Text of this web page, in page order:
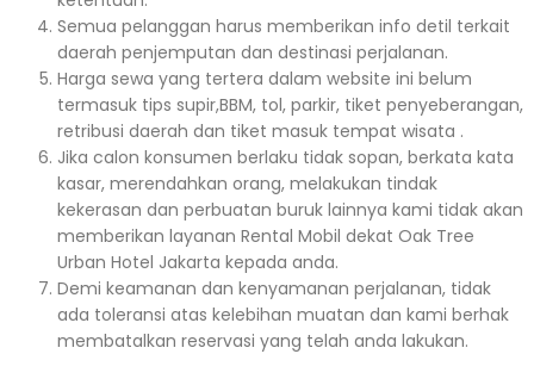
Semua pelanggan harus memberikan info detil terkait
daerah penjemputan dan destinasi perjalanan.
Harga sewa yang tertera dalam website ini belum
termasuk tips supir,BBM, tol, parkir, tiket penyeberangan,
retribusi daerah dan tiket masuk tempat wisata .
Jika calon konsumen berlaku tidak sopan, berkata kata
kasar, merendahkan orang, melakukan tindak
kekerasan dan perbuatan buruk lainnya kami tidak akan
memberikan layanan Rental Mobil dekat Oak Tree
Urban Hotel Jakarta kepada anda.
Demi keamanan dan kenyamanan perjalanan, tidak
ada toleransi atas kelebihan muatan dan kami berhak
membatalkan reservasi yang telah anda lakukan.